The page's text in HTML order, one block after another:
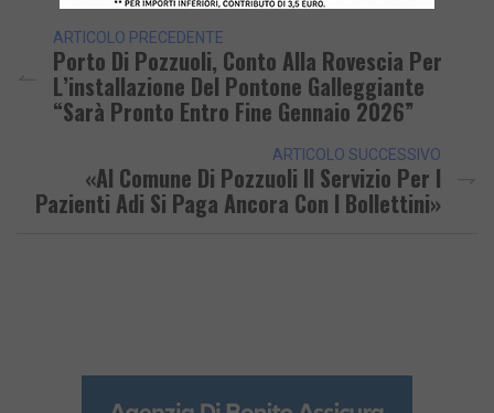
ARTICOLO PRECEDENTE
Porto Di Pozzuoli, Conto Alla Rovescia Per
L’installazione Del Pontone Galleggiante
“Sarà Pronto Entro Fine Gennaio 2026”
ARTICOLO SUCCESSIVO
«Al Comune Di Pozzuoli Il Servizio Per I
Pazienti Adi Si Paga Ancora Con I Bollettini»